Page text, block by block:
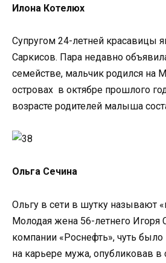
Илона Котелюх
Супругом 24-летней красавицы
Саркисов. Пара недавно
семействе, мальчик родился на
островах в октябре прошлого
возрасте родителей малыша
Ольга Сечина
Ольгу в сети в шутку называют
Молодая жена 56-летнего Игоря
компании «Роснефть», чуть было
на карьере мужа, опубликовав в